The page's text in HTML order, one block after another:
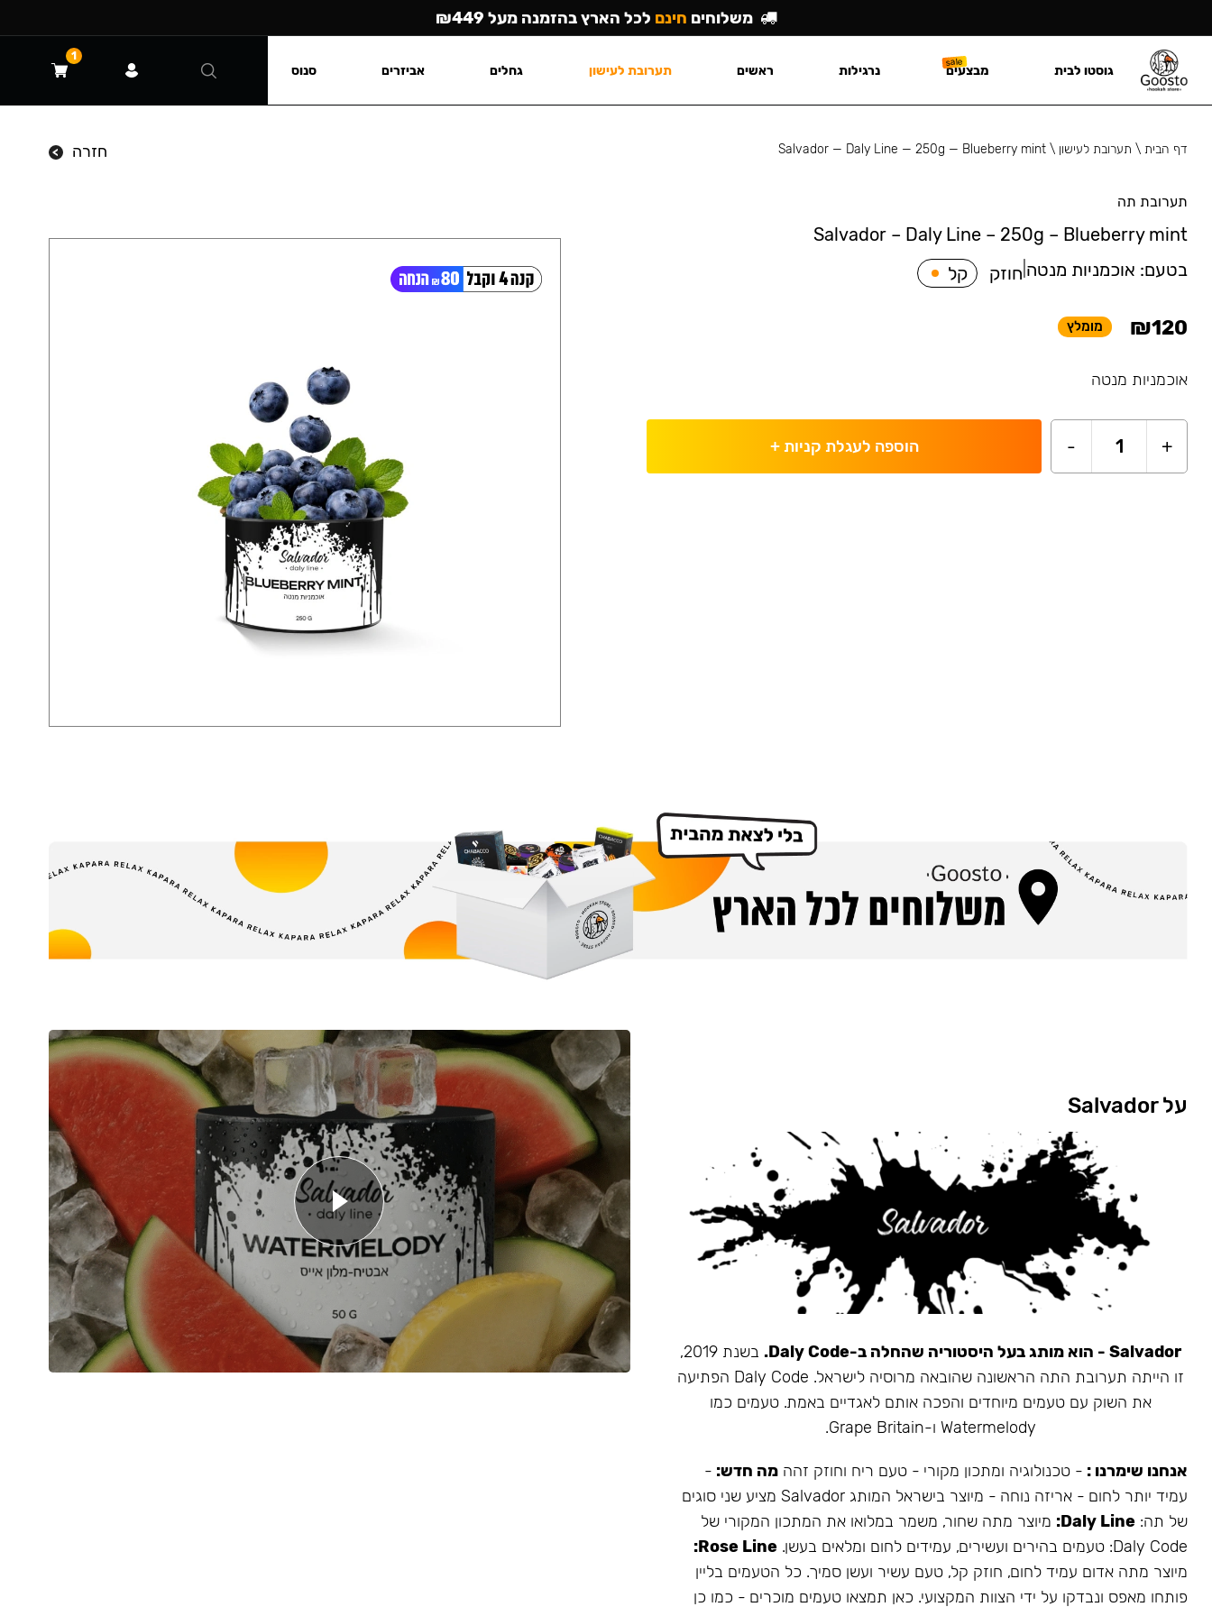
דף הבית\ תערובת לעישון \
Salvador — Daly Line — 250g — Blueberry mint חזרה
תערובת תה
Salvador – Daly Line – 250g – Blueberry mint
בטעם: אוכמניות מנטה חוזק קל
₪120 מומלץ
אוכמניות מנטה
+
1
- הוספה לעגלת קניות+
על Salvador
Salvador - הוא מותג בעל היסטוריה שהחלה ב-Daly Code.
בשנת 2019,
זו הייתה תערובת התה הראשונה שהובאה מרוסיה לישראל. Daly Code הפתיעה
את השוק עם טעמים מיוחדים והפכה אותם לאגדיים באמת. טעמים כמו
Watermelody ו-Grape Britain.
אנחנו שימרנו : - טכנולוגיה ומתכון מקורי - טעם ריח וחוזק זהה מה חדש: -
עמיד יותר לחום - אריזה נוחה - מיוצר בישראל המותג Salvador מציע שני סוגים
של תה: Daly Line: מיוצר מתה שחור, משמר במלואו את המתכון המקורי של
Daly Code: טעמים בהירים ועשירים, עמידים לחום ומלאים בעשן.
Rose Line:
מיוצר מתה אדום עמיד לחום, חוזק קל, טעם עשיר ועשן סמיך. כל הטעמים בליין
פותחו מאפס ונבדקו על ידי הצוות המקצועי. כאן תמצאו טעמים מוכרים - כמו כן
משלוחים חינם לכל הארץ בהזמנה מעל ₪449
גוסטו לבית מבצעים נרגילות ראשים תערובת לעישון גחלים אביזרים סנוס
1